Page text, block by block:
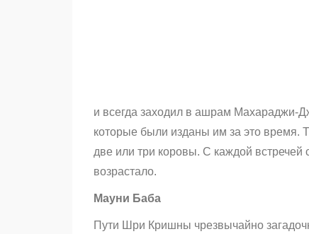
и всегда заходил в ашрам Махараджи-
которые были изданы им за это время.
две или три коровы. С каждой встречей
возрастало.
Мауни Баба
Пути Шри Кришны чрезвычайно